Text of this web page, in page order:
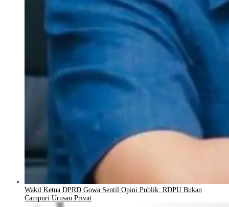
Wakil Ketua DPRD Gowa Sentil Opini Publik: RDPU Bukan
Campuri Urusan Privat